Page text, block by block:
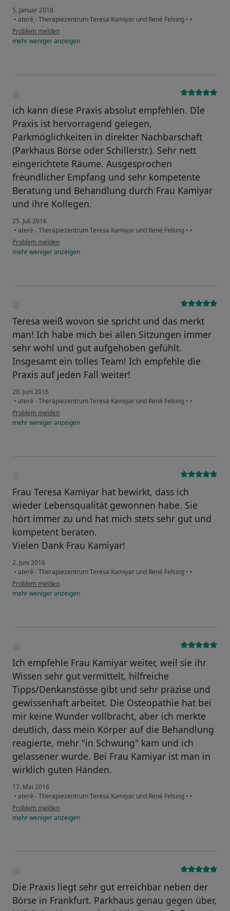
5. Januar 2018
• ateré - Therapiezentrum Teresa Kamiyar und René Felsing • •
Problem melden
mehrwenigeranzeigen
ich kann diese Praxis absolut empfehlen. DIe
Praxis ist hervorragend gelegen,
Parkmöglichkeiten in direkter Nachbarschaft
(Parkhaus Börse oder Schillerstr.). Sehr nett
eingerichtete Räume. Ausgesprochen
freundlicher Empfang und sehr kompetente
Beratung und Behandlung durch Frau Kamiyar
und ihre Kollegen.
25. Juli 2016
• ateré - Therapiezentrum Teresa Kamiyar und René Felsing • •
Problem melden
mehrwenigeranzeigen
Teresa weiß wovon sie spricht und das merkt
man! Ich habe mich bei allen Sitzungen immer
sehr wohl und gut aufgehoben gefühlt.
Insgesamt ein tolles Team! Ich empfehle die
Praxis auf jeden Fall weiter!
20. Juni 2016
• ateré - Therapiezentrum Teresa Kamiyar und René Felsing • •
Problem melden
mehrwenigeranzeigen
Frau Teresa Kamiyar hat bewirkt, dass ich
wieder Lebensqualität gewonnen habe. Sie
hört immer zu und hat mich stets sehr gut und
kompetent beraten.
Vielen Dank Frau Kamiyar!
2. Juni 2016
• ateré - Therapiezentrum Teresa Kamiyar und René Felsing • •
Problem melden
mehrwenigeranzeigen
Ich empfehle Frau Kamiyar weiter, weil sie ihr
Wissen sehr gut vermittelt, hilfreiche
Tipps/Denkanstösse gibt und sehr präzise und
gewissenhaft arbeitet. Die Osteopathie hat bei
mir keine Wunder vollbracht, aber ich merkte
deutlich, dass mein Körper auf die Behandlung
reagierte, mehr "in Schwung" kam und ich
gelassener wurde. Bei Frau Kamiyar ist man in
wirklich guten Händen.
17. Mai 2016
• ateré - Therapiezentrum Teresa Kamiyar und René Felsing • •
Problem melden
mehrwenigeranzeigen
Die Praxis liegt sehr gut erreichbar neben der
Börse in Frankfurt. Parkhaus genau gegen über,